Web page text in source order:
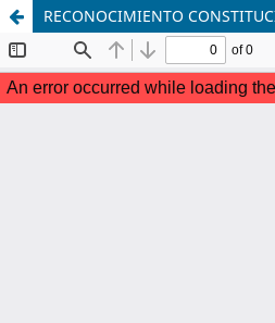
RECONOCIMIENTO